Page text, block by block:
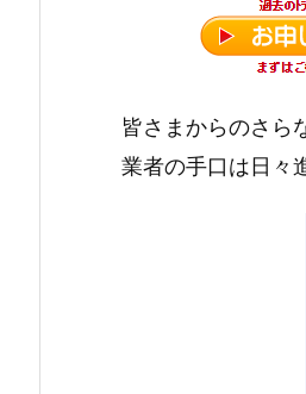
皆さまからのさら
業者の手口は日々